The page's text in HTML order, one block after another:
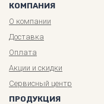
КОМПАНИЯ
О компании
Доставка
Оплата
Акции и скидки
Сервисный центр
ПРОДУКЦИЯ